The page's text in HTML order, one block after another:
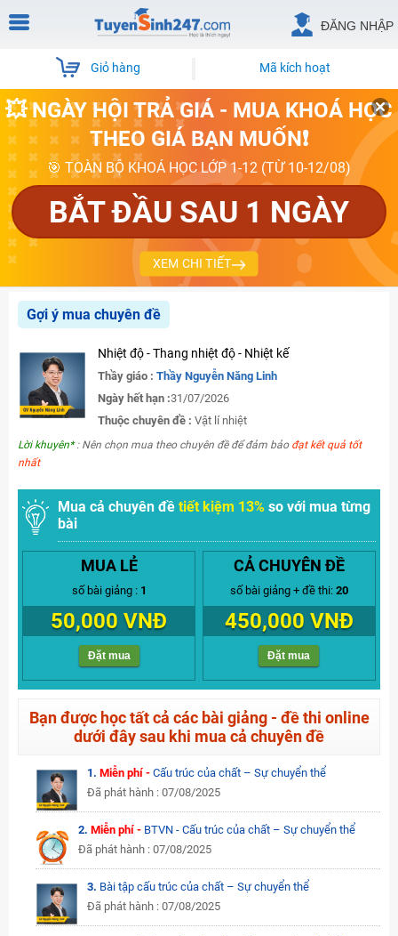
ĐĂNG NHẬP
Giỏ hàng Mã kích hoạt
💥 NGÀY HỘI TRẢ GIÁ - MUA KHOÁ HỌC
THEO GIÁ BẠN MUỐN❗
🎯 TOÀN BỘ KHOÁ HỌC LỚP 1-12 (TỪ 10-12/08)
BẮT ĐẦU SAU 1 NGÀY
XEM CHI TIẾT
Gợi ý mua chuyên đề
Nhiệt độ - Thang nhiệt độ - Nhiệt kế
Thầy giáo : Thầy Nguyễn Năng Linh
Ngày hết hạn :31/07/2026
Thuộc chuyên đề : Vật lí nhiệt
Lời khuyên*: Nên chọn mua theo chuyên đề để đảm bảo đạt kết quả tốt
nhất
Mua cả chuyên đề tiết kiệm 13% so với mua từng
bài
MUA LẺ
số bài giảng : 1
50,000 VNĐ
Đặt mua
CẢ CHUYÊN ĐỀ
số bài giảng + đề thi: 20
450,000 VNĐ
Đặt mua
Bạn được học tất cả các bài giảng - đề thi online
dưới đây sau khi mua cả chuyên đề
1. Miễn phí - Cấu trúc của chất – Sự chuyển thể
Đã phát hành : 07/08/2025
2.Miễn phí - BTVN - Cấu trúc của chất – Sự chuyển thể
Đã phát hành : 07/08/2025
3. Bài tập cấu trúc của chất – Sự chuyển thể
Đã phát hành : 07/08/2025